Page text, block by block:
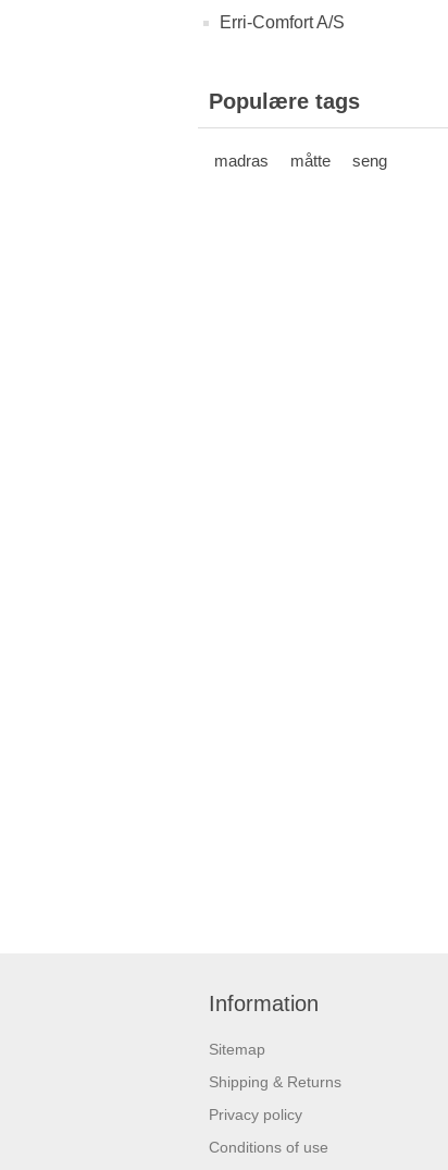
Erri-Comfort A/S
Populære tags
madras måtte seng
Information
Sitemap
Shipping & Returns
Privacy policy
Conditions of use